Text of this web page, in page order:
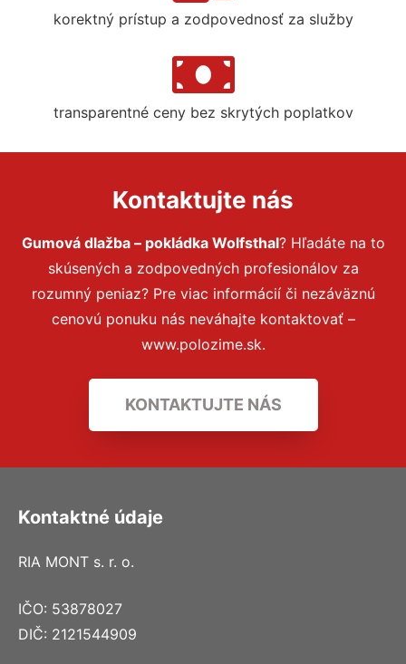
korektný prístup a zodpovednosť za služby
transparentné ceny bez skrytých poplatkov
Kontaktujte nás
Gumová dlažba – pokládka Wolfsthal? Hľadáte na to
skúsených a zodpovedných profesionálov za
rozumný peniaz? Pre viac informácií či nezáväznú
cenovú ponuku nás neváhajte kontaktovať –
www.polozime.sk.
KONTAKTUJTE NÁS
Kontaktné údaje
RIA MONT s. r. o.
IČO: 53878027
DIČ: 2121544909